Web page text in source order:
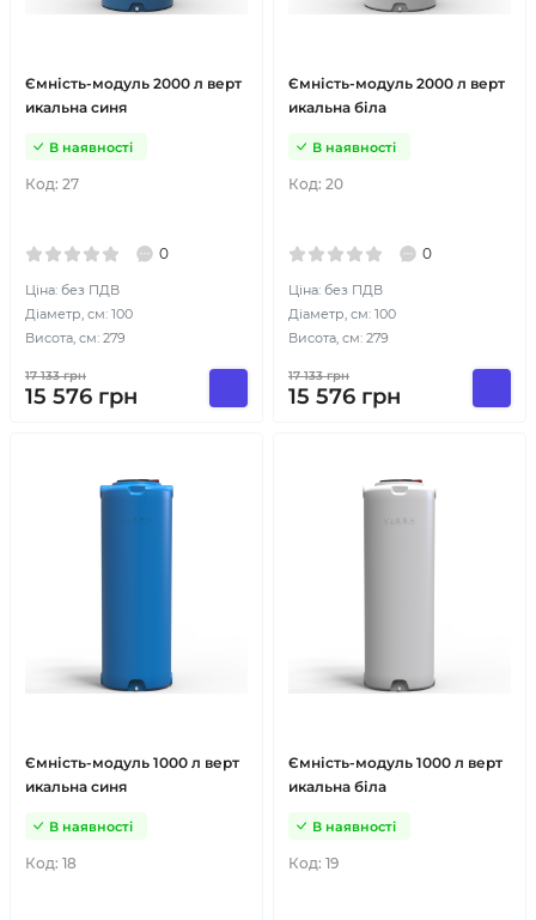
Ємність-модуль 2000 л верт
икальна синя
Код: 27
В наявності
0
Ціна: без ПДВ
Діаметр, см: 100
Висота, см: 279
17 133грн
15 576 грн
Ємність-модуль 2000 л верт
икальна біла
Код: 20
В наявності
0
Ціна: без ПДВ
Діаметр, см: 100
Висота, см: 279
17 133грн
15 576 грн
Ємність-модуль 1000 л верт
икальна синя
Код: 18
В наявності
Ємність-модуль 1000 л верт
икальна біла
Код: 19
В наявності